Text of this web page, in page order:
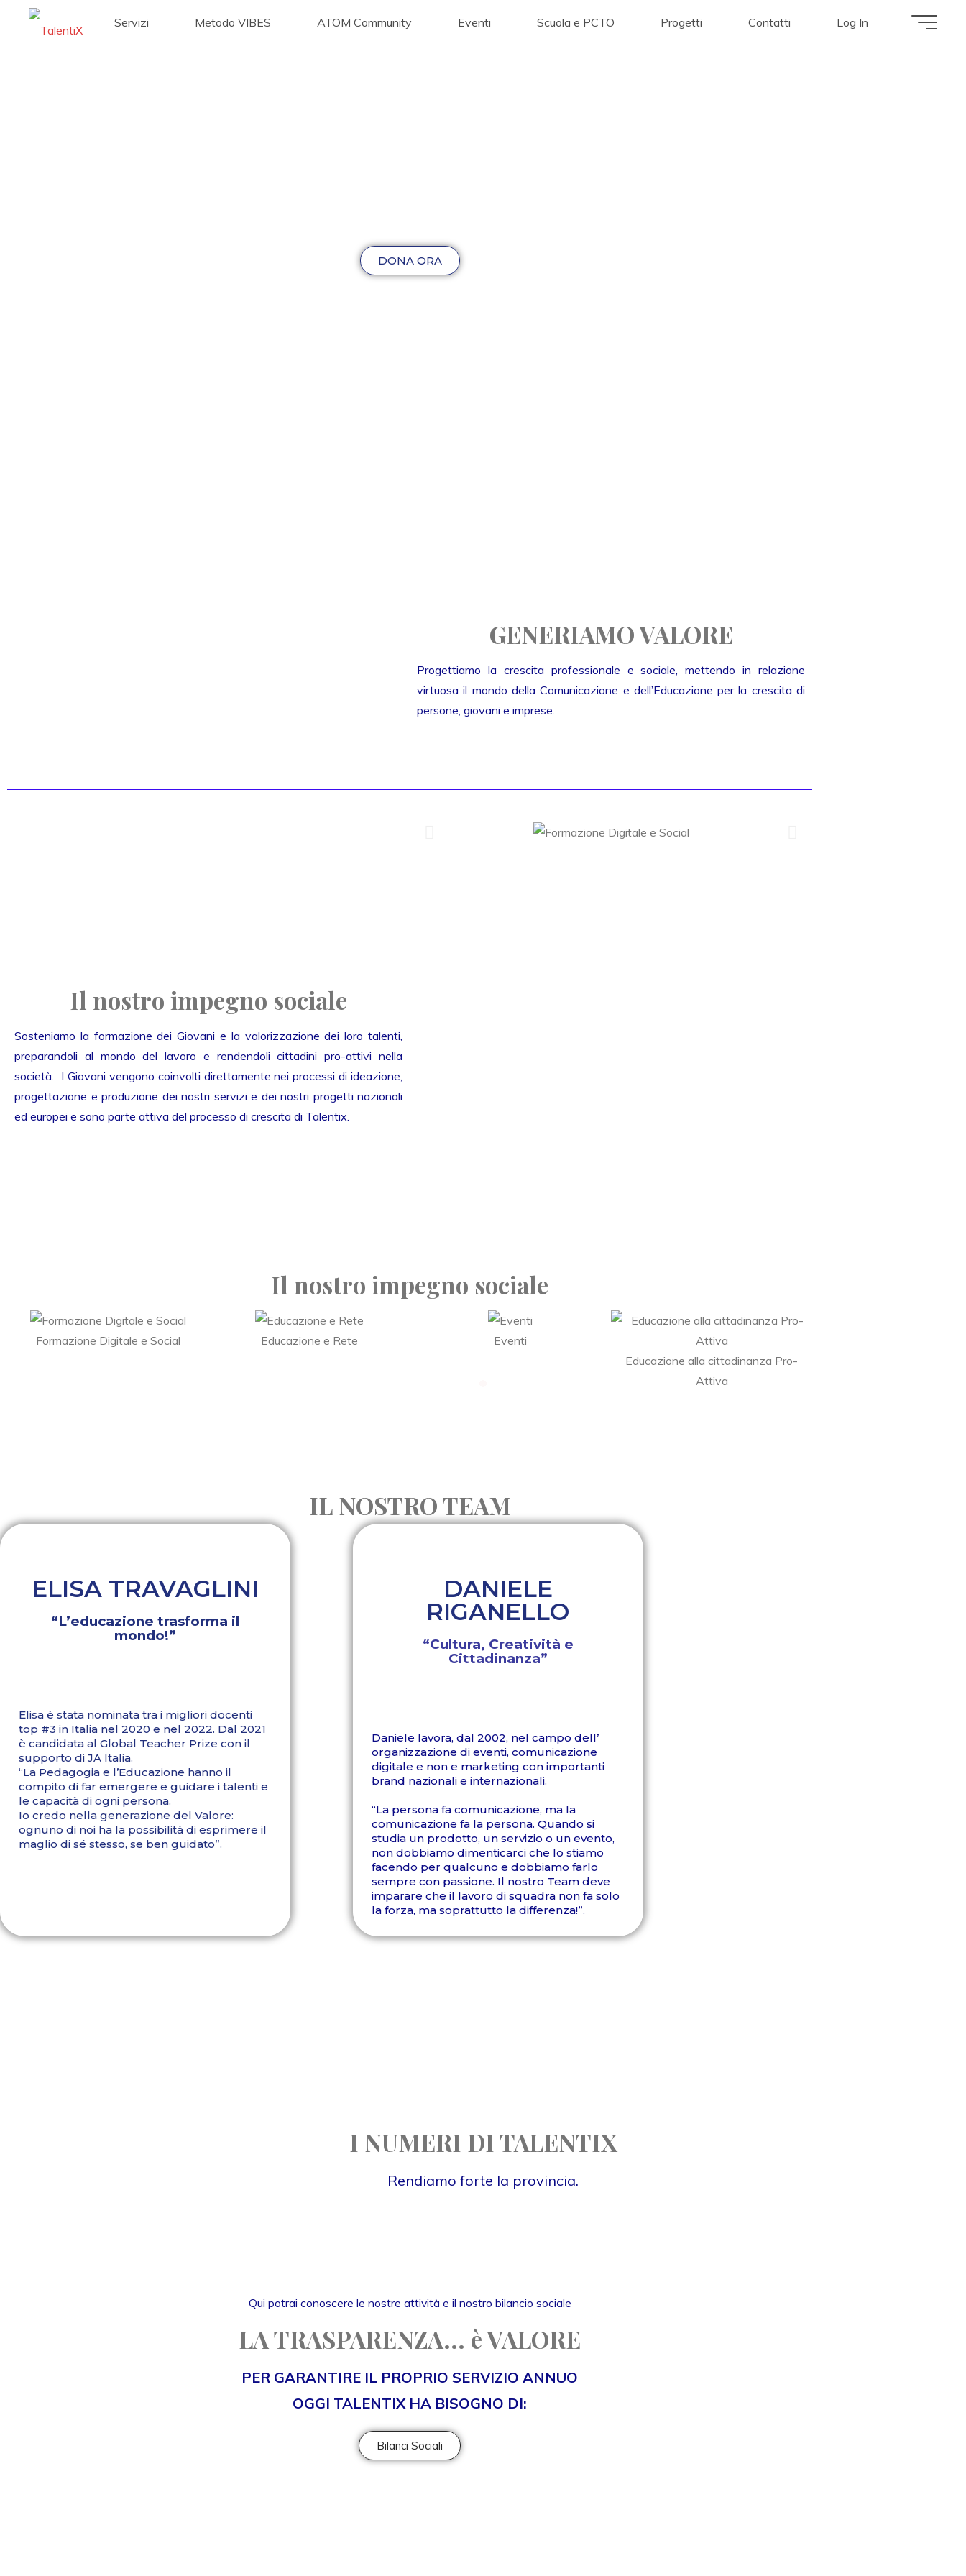
Servizi Metodo VIBES ATOM Community Eventi Scuola e PCTO Progetti Contatti Log In
DONA ORA
GENERIAMO VALORE
Progettiamo la crescita professionale e sociale, mettendo in relazione
virtuosa il mondo della Comunicazione e dell’Educazione per la crescita di
persone, giovani e imprese.
Il nostro impegno sociale
Sosteniamo la formazione dei Giovani e la valorizzazione dei loro talenti,
preparandoli al mondo del lavoro e rendendoli cittadini pro-attivi nella
società. I Giovani vengono coinvolti direttamente nei processi di ideazione,
progettazione e produzione dei nostri servizi e dei nostri progetti nazionali
ed europei e sono parte attiva del processo di crescita di Talentix.
Il nostro impegno sociale
Formazione Digitale e Social Educazione e Rete
Eventi
Educazione alla cittadinanza Pro-
Attiva
IL NOSTRO TEAM
ELISA TRAVAGLINI
“L’educazione trasforma il
mondo!”
Elisa è stata nominata tra i migliori docenti
top #3 in Italia nel 2020 e nel 2022. Dal 2021
è candidata al Global Teacher Prize con il
supporto di JA Italia.
“La Pedagogia e l’Educazione hanno il
compito di far emergere e guidare i talenti e
le capacità di ogni persona.
Io credo nella generazione del Valore:
ognuno di noi ha la possibilità di esprimere il
maglio di sé stesso, se ben guidato”.
DANIELE
RIGANELLO
“Cultura, Creatività e
Cittadinanza”
Daniele lavora, dal 2002, nel campo dell’
organizzazione di eventi, comunicazione
digitale e non e marketing con importanti
brand nazionali e internazionali.
“La persona fa comunicazione, ma la
comunicazione fa la persona. Quando si
studia un prodotto, un servizio o un evento,
non dobbiamo dimenticarci che lo stiamo
facendo per qualcuno e dobbiamo farlo
sempre con passione. Il nostro Team deve
imparare che il lavoro di squadra non fa solo
la forza, ma soprattutto la differenza!”.
I NUMERI DI TALENTIX
Rendiamo forte la provincia.
Qui potrai conoscere le nostre attività e il nostro bilancio sociale
LA TRASPARENZA... è VALORE
PER GARANTIRE IL PROPRIO SERVIZIO ANNUO
OGGI TALENTIX HA BISOGNO DI:
Bilanci Sociali